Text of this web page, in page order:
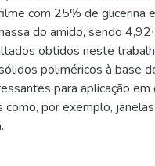
com 25% de glicerina
do amido, sendo
obtidos neste
poliméricos à base
para aplicação
como, por exemplo,